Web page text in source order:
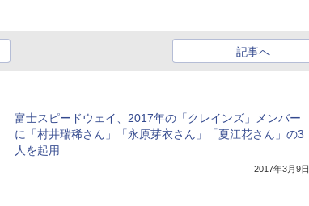
記事へ
富士スピードウェイ、2017年の「クレインズ」メンバー
に「村井瑞稀さん」「永原芽衣さん」「夏江花さん」の3
人を起用
2017年3月9日